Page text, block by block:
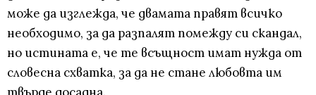
може да изглежда, че двамата правят всичко
необходимо, за да разпалят помежду си скандал,
но истината е, че те всъщност имат нужда от
словесна схватка, за да не стане любовта им